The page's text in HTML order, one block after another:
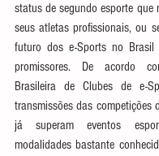
status de segundo esporte que
seus atletas profissionais, ou
futuro dos e-Sports no Brasil
promissores. De acordo
Brasileira de Clubes de e-
transmissões das competições
já superam eventos
modalidades bastante